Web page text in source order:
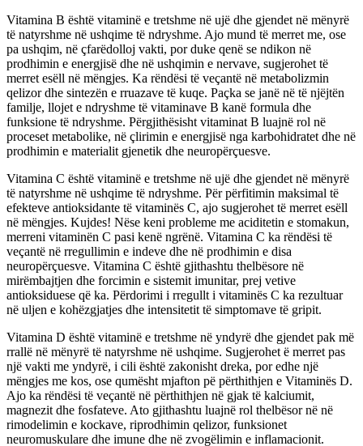
Vitamina B është vitaminë e tretshme në ujë dhe gjendet në mënyrë
të natyrshme në ushqime të ndryshme. Ajo mund të merret me, ose
pa ushqim, në çfarëdolloj vakti, por duke qenë se ndikon në
prodhimin e energjisë dhe në ushqimin e nervave, sugjerohet të
merret esëll në mëngjes. Ka rëndësi të veçantë në metabolizmin
qelizor dhe sintezën e rruazave të kuqe. Paçka se janë në të njëjtën
familje, llojet e ndryshme të vitaminave B kanë formula dhe
funksione të ndryshme. Përgjithësisht vitaminat B luajnë rol në
proceset metabolike, në çlirimin e energjisë nga karbohidratet dhe në
prodhimin e materialit gjenetik dhe neuropërçuesve.
Vitamina C është vitaminë e tretshme në ujë dhe gjendet në mënyrë
të natyrshme në ushqime të ndryshme. Për përfitimin maksimal të
efekteve antioksidante të vitaminës C, ajo sugjerohet të merret esëll
në mëngjes. Kujdes! Nëse keni probleme me aciditetin e stomakun,
merreni vitaminën C pasi kenë ngrënë. Vitamina C ka rëndësi të
veçantë në rregullimin e indeve dhe në prodhimin e disa
neuropërçuesve. Vitamina C është gjithashtu thelbësore në
mirëmbajtjen dhe forcimin e sistemit imunitar, prej vetive
antioksiduese që ka. Përdorimi i rregullt i vitaminës C ka rezultuar
në uljen e kohëzgjatjes dhe intensitetit të simptomave të gripit.
Vitamina D është vitaminë e tretshme në yndyrë dhe gjendet pak më
rrallë në mënyrë të natyrshme në ushqime. Sugjerohet ë merret pas
një vakti me yndyrë, i cili është zakonisht dreka, por edhe një
mëngjes me kos, ose qumësht mjafton pë përthithjen e Vitaminës D.
Ajo ka rëndësi të veçantë në përthithjen në gjak të kalciumit,
magnezit dhe fosfateve. Ato gjithashtu luajnë rol thelbësor në në
rimodelimin e kockave, riprodhimin qelizor, funksionet
neuromuskulare dhe imune dhe në zvogëlimin e inflamacionit.